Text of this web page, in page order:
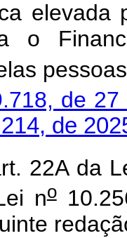
elevada
o
de 27
de
22A da
no